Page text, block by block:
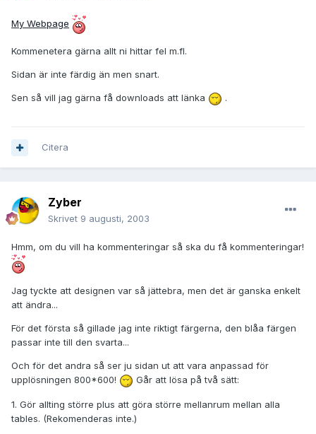
My Webpage
Kommenetera gärna allt ni hittar fel m.fl.
Sidan är inte färdig än men snart.
Sen så vill jag gärna få downloads att länka .
Citera
Zyber
Skrivet 9 augusti, 2003
Hmm, om du vill ha kommenteringar så ska du få kommenteringar!
Jag tyckte att designen var så jättebra, men det är ganska enkelt
att ändra...
För det första så gillade jag inte riktigt färgerna, den blåa färgen
passar inte till den svarta...
Och för det andra så ser ju sidan ut att vara anpassad för
upplösningen 800*600!
Går att lösa på två sätt:
1. Gör allting större plus att göra större mellanrum mellan alla
tables. (Rekomenderas inte.)